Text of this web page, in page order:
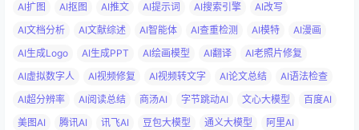
AI扩图
AI抠图 AI推文 AI提示词 AI搜索引擎
AI改写
AI文档分析
AI文献综述 AI智能体 AI查重检测 AI模特
AI漫画
AI生成Logo
AI生成PPT AI绘画模型 AI翻译
AI老照片修复
AI虚拟数字人
AI视频修复 AI视频转文字 AI论文总结
AI语法检查
AI超分辨率
AI阅读总结 商汤AI 字节跳动AI 文心大模型
百度AI
美图AI
腾讯AI 讯飞AI 豆包大模型 通义大模型 阿里AI